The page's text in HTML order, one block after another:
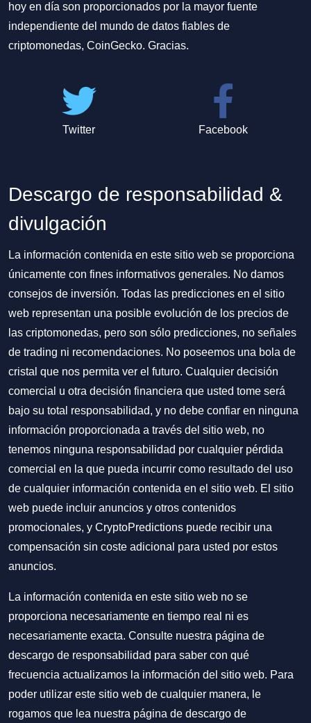
hoy en día son proporcionados por la mayor fuente
independiente del mundo de datos fiables de
criptomonedas, CoinGecko. Gracias.
Twitter Facebook
Descargo de responsabilidad &
divulgación
La información contenida en este sitio web se proporciona
únicamente con fines informativos generales. No damos
consejos de inversión. Todas las predicciones en el sitio
web representan una posible evolución de los precios de
las criptomonedas, pero son sólo predicciones, no señales
de trading ni recomendaciones. No poseemos una bola de
cristal que nos permita ver el futuro. Cualquier decisión
comercial u otra decisión financiera que usted tome será
bajo su total responsabilidad, y no debe confiar en ninguna
información proporcionada a través del sitio web, no
tenemos ninguna responsabilidad por cualquier pérdida
comercial en la que pueda incurrir como resultado del uso
de cualquier información contenida en el sitio web. El sitio
web puede incluir anuncios y otros contenidos
promocionales, y CryptoPredictions puede recibir una
compensación sin coste adicional para usted por estos
anuncios.
La información contenida en este sitio web no se
proporciona necesariamente en tiempo real ni es
necesariamente exacta. Consulte nuestra página de
descargo de responsabilidad para saber con qué
frecuencia actualizamos la información del sitio web. Para
poder utilizar este sitio web de cualquier manera, le
rogamos que lea nuestra página de descargo de